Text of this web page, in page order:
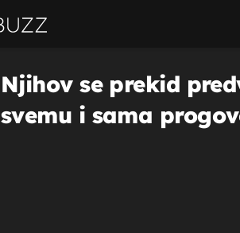
Njihov se prekid
svemu i sama